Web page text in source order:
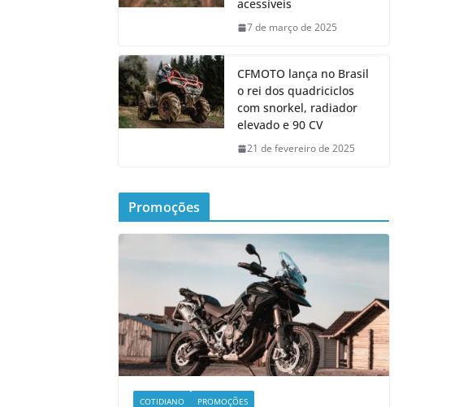
acessíveis
7 de março de 2025
CFMOTO lança no Brasil
o rei dos quadriciclos
com snorkel, radiador
elevado e 90 CV
21 de fevereiro de 2025
Promoções
COTIDIANO PROMOÇÕES